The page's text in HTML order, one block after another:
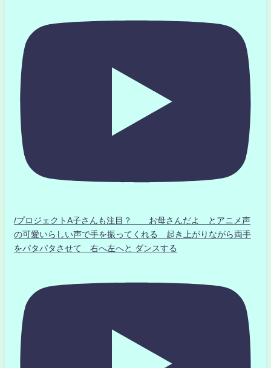
/プロジェクトA子さんも注目？ お母さんだよ とアニメ声
の可愛いらしい声で手を振ってくれる 起き上がりながら両手
をパタパタさせて 右へ左へと ダンスする